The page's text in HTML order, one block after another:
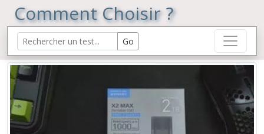
Comment Choisir ?